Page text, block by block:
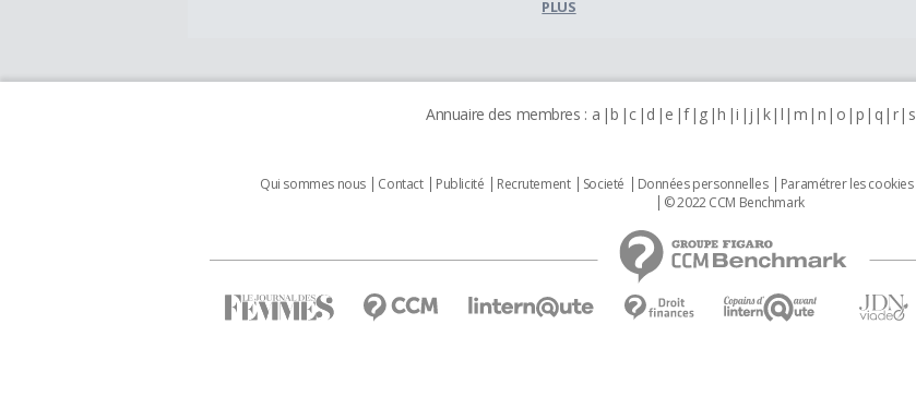
PLUS
Annuaire des membres : a b c d e f g h i j k l m n o p q r s
Qui sommes nous Contact Publicité Recrutement Societé Données personnelles Paramétrer les cookies
© 2022 CCM Benchmark